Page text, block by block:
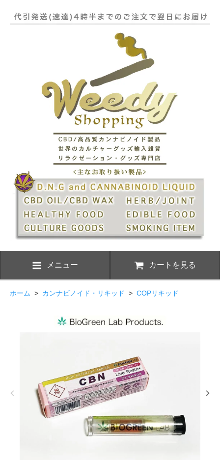
メニュー カートを見る
ホーム > カンナビノイド・リキッド > COPリキッド